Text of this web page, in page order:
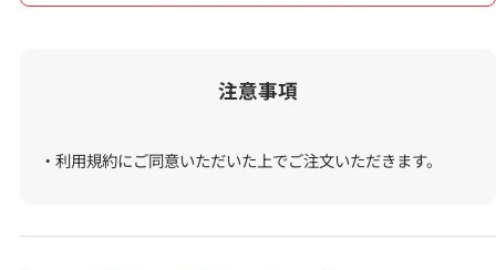
注意事項
・利用規約にご同意いただいた上でご注文いただきます。